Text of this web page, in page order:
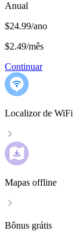
Anual
$24.99/ano
$2.49/mês
Continuar
Localizor de WiFi
Mapas offline
Bônus grátis